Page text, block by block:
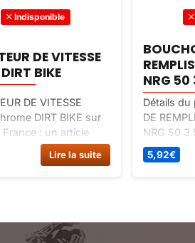
Indisponible
DE VITESSE
BIKE
DE VITESSE
DIRT BIKE sur
France : un article
détachées dirt
kick-selecteur
Lire la suite
NRG
Détails du
DE
NRG 50
Kick
M50 2T
5,92€